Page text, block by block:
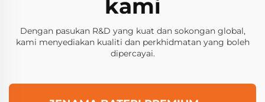
kami
Dengan pasukan R&D yang kuat dan sokongan global,
kami menyediakan kualiti dan perkhidmatan yang boleh
dipercayai.